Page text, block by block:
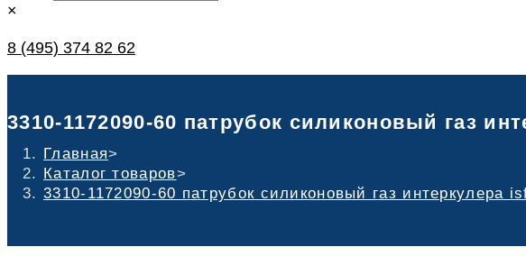
×
8 (495) 374 82 62
3310-1172090-60 патрубок силиконовый газ
Главная>
Каталог товаров>
3310-1172090-60 патрубок силиконовый газ интеркулера